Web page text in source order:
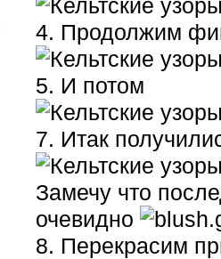
4. Продолжим
5. И потом
7. Итак
Замечу что
очевидно
8. Перекрасим